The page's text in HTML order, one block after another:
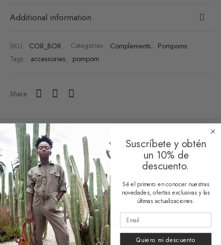
Additional information
SKU: COR_BOR Categories: Complements, Pompoms
Tags: accessories, pompom
Share
Related products
Suscríbete y obtén
un 10% de
descuento.
Sé el primero en conocer nuestras
novedades, ofertas exclusivas y las
últimas actualizaciones.
Quiero mi descuento